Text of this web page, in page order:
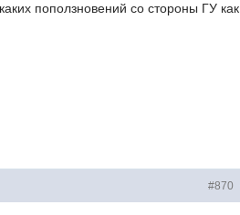
поползновений со стороны ГУ как
#870